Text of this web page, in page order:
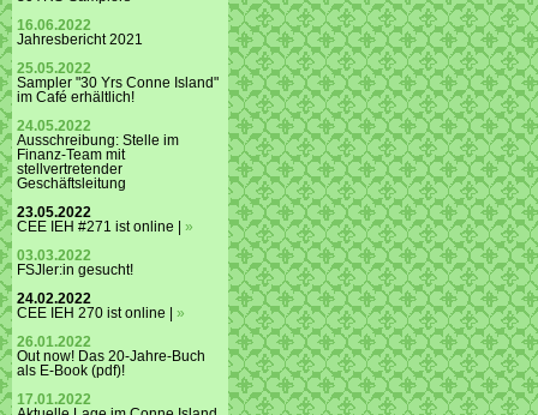
16.06.2022
Jahresbericht 2021
25.05.2022
Sampler "30 Yrs Conne Island"
im Café erhältlich!
24.05.2022
Ausschreibung: Stelle im
Finanz-Team mit
stellvertretender
Geschäftsleitung
23.05.2022
CEE IEH #271 ist online | »
03.03.2022
FSJler:in gesucht!
24.02.2022
CEE IEH 270 ist online | »
26.01.2022
Out now! Das 20-Jahre-Buch
als E-Book (pdf)!
17.01.2022